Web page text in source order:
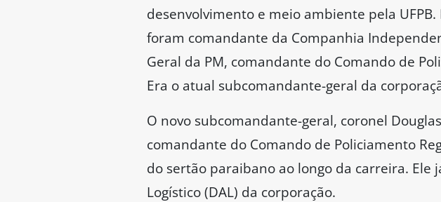
desenvolvimento e meio ambiente pela
foram comandante da Companhia
Geral da PM, comandante do Comando de
Era o atual subcomandante-geral da
O novo subcomandante-geral, coronel
comandante do Comando de Policiamento
do sertão paraibano ao longo da carreira.
Logístico (DAL) da corporação.